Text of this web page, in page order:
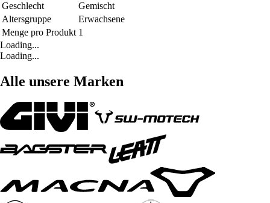
Geschlecht
Gemischt
Altersgruppe
Erwachsene
Menge pro Produkt 1
Loading...
Loading...
Alle unsere Marken